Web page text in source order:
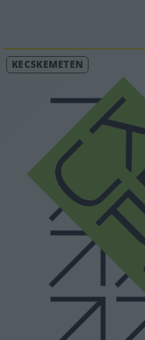
KECSKEMÉTEN